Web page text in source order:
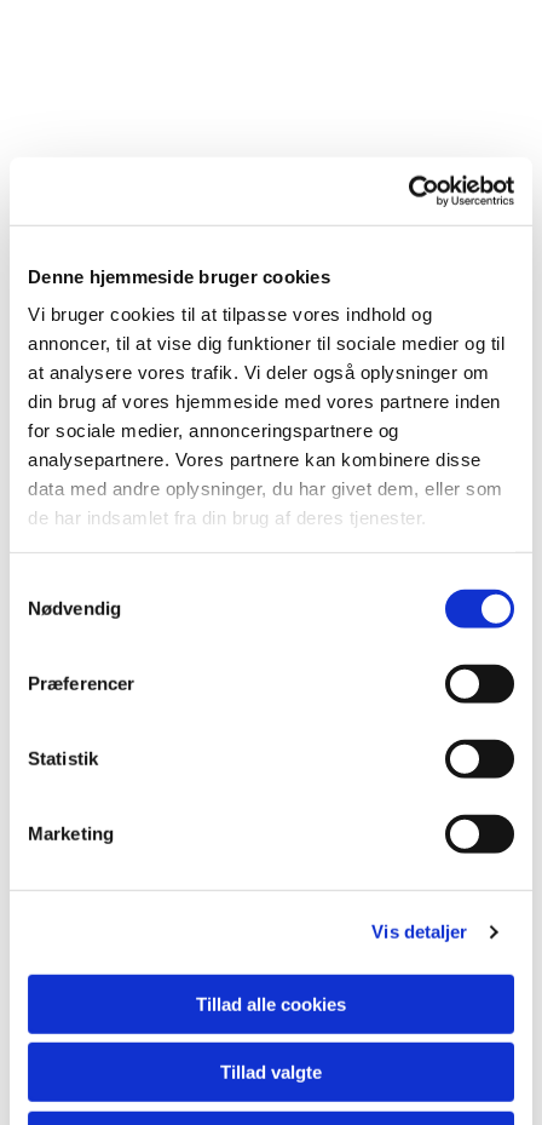
Denne hjemmeside bruger cookies
Vi bruger cookies til at tilpasse vores indhold og
annoncer, til at vise dig funktioner til sociale medier og til
at analysere vores trafik. Vi deler også oplysninger om
din brug af vores hjemmeside med vores partnere inden
for sociale medier, annonceringspartnere og
analysepartnere. Vores partnere kan kombinere disse
data med andre oplysninger, du har givet dem, eller som
de har indsamlet fra din brug af deres tjenester.
Nødvendig
Præferencer
Statistik
Marketing
Vis detaljer
Tillad alle cookies
Tillad valgte
Du vil måske også kunne
lide...